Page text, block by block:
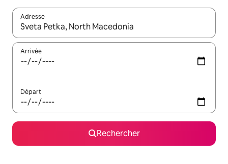
Adresse
Lorsque les résultats s'affichent, utilisez les flèches vers le
Arrivée
Départ
Rechercher